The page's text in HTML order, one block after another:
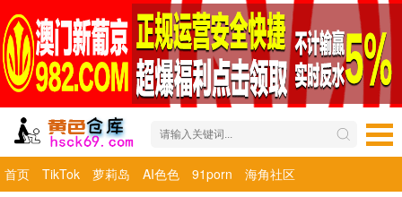
首页 TikTok 萝莉岛 AI色色 91porn 海角社区